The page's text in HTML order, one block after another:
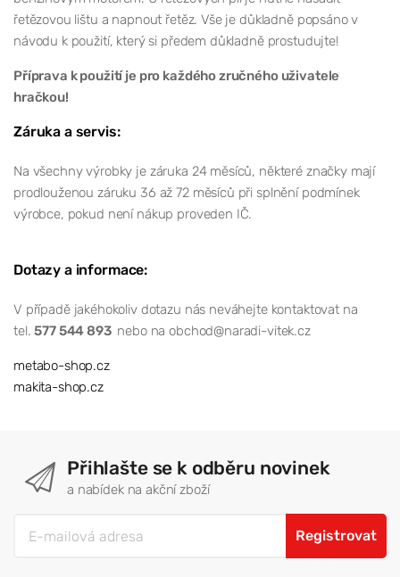
řetězovou lištu a napnout řetěz. Vše je důkladně popsáno v
návodu k použití, který si předem důkladně prostudujte!
Příprava k použití je pro každého zručného uživatele
hračkou!
Záruka a servis:
Na všechny výrobky je záruka 24 měsíců, některé značky mají
prodlouženou záruku 36 až 72 měsíců při splnění podmínek
výrobce, pokud není nákup proveden IČ.
Dotazy a informace:
V případě jakéhokoliv dotazu nás neváhejte kontaktovat na
tel.577 544 893 nebo na obchod@naradi-vitek.cz
metabo-shop.cz
makita-shop.cz
Přihlašte se k odběru novinek
a nabídek na akční zboží
Registrovat